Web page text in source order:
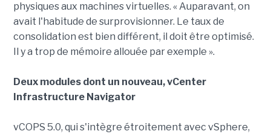
physiques aux machines virtuelles. « Auparavant, on
avait l'habitude de surprovisionner. Le taux de
consolidation est bien différent, il doit être optimisé.
Il y a trop de mémoire allouée par exemple ».
Deux modules dont un nouveau, vCenter
Infrastructure Navigator
vCOPS 5.0, qui s'intègre étroitement avec vSphere,